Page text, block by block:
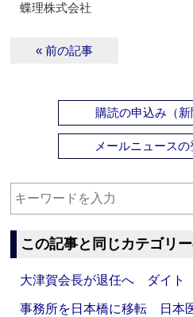
蝶理株式会社
« 前の記事
購読の申込み（新
メールニュースの
この記事と同じカテゴリ
大津賀会長が退任へ ダイト
事務所を日本橋に移転 日本